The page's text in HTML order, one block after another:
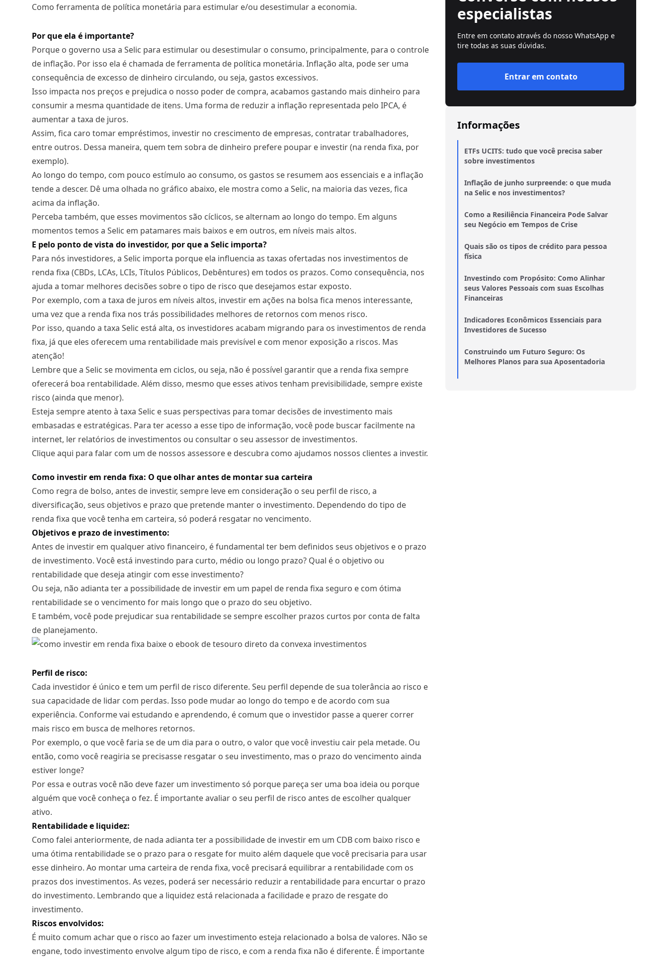
Como ferramenta de política monetária para estimular e/ou desestimular a economia.
Por que ela é importante?
Porque o governo usa a Selic para estimular ou desestimular o consumo, principalmente, para o controle
de inflação. Por isso ela é chamada de ferramenta de política monetária. Inflação alta, pode ser uma
consequência de excesso de dinheiro circulando, ou seja, gastos excessivos.
Isso impacta nos preços e prejudica o nosso poder de compra, acabamos gastando mais dinheiro para
consumir a mesma quantidade de itens. Uma forma de reduzir a inflação representada pelo IPCA, é
aumentar a taxa de juros.
Assim, fica caro tomar empréstimos, investir no crescimento de empresas, contratar trabalhadores,
entre outros. Dessa maneira, quem tem sobra de dinheiro prefere poupar e investir (na renda fixa, por
exemplo).
Ao longo do tempo, com pouco estímulo ao consumo, os gastos se resumem aos essenciais e a inflação
tende a descer. Dê uma olhada no gráfico abaixo, ele mostra como a Selic, na maioria das vezes, fica
acima da inflação.
Perceba também, que esses movimentos são cíclicos, se alternam ao longo do tempo. Em alguns
momentos temos a Selic em patamares mais baixos e em outros, em níveis mais altos.
E pelo ponto de vista do investidor, por que a Selic importa?
Para nós investidores, a Selic importa porque ela influencia as taxas ofertadas nos investimentos de
renda fixa (CBDs, LCAs, LCIs, Títulos Públicos, Debêntures) em todos os prazos. Como consequência, nos
ajuda a tomar melhores decisões sobre o tipo de risco que desejamos estar exposto.
Por exemplo, com a taxa de juros em níveis altos, investir em ações na bolsa fica menos interessante,
uma vez que a renda fixa nos trás possibilidades melhores de retornos com menos risco.
Por isso, quando a taxa Selic está alta, os investidores acabam migrando para os investimentos de renda
fixa, já que eles oferecem uma rentabilidade mais previsível e com menor exposição a riscos. Mas
atenção!
Lembre que a Selic se movimenta em ciclos, ou seja, não é possível garantir que a renda fixa sempre
oferecerá boa rentabilidade. Além disso, mesmo que esses ativos tenham previsibilidade, sempre existe
risco (ainda que menor).
Esteja sempre atento à taxa Selic e suas perspectivas para tomar decisões de investimento mais
embasadas e estratégicas. Para ter acesso a esse tipo de informação, você pode buscar facilmente na
internet, ler relatórios de investimentos ou consultar o seu assessor de investimentos.
Clique aqui para falar com um de nossos assessore e descubra como ajudamos nossos clientes a investir.
Como investir em renda fixa: O que olhar antes de montar sua carteira
Como regra de bolso, antes de investir, sempre leve em consideração o seu perfil de risco, a
diversificação, seus objetivos e prazo que pretende manter o investimento. Dependendo do tipo de
renda fixa que você tenha em carteira, só poderá resgatar no vencimento.
Objetivos e prazo de investimento:
Antes de investir em qualquer ativo financeiro, é fundamental ter bem definidos seus objetivos e o prazo
de investimento. Você está investindo para curto, médio ou longo prazo? Qual é o objetivo ou
rentabilidade que deseja atingir com esse investimento?
Ou seja, não adianta ter a possibilidade de investir em um papel de renda fixa seguro e com ótima
rentabilidade se o vencimento for mais longo que o prazo do seu objetivo.
E também, você pode prejudicar sua rentabilidade se sempre escolher prazos curtos por conta de falta
de planejamento.
Perfil de risco:
Cada investidor é único e tem um perfil de risco diferente. Seu perfil depende de sua tolerância ao risco e
sua capacidade de lidar com perdas. Isso pode mudar ao longo do tempo e de acordo com sua
experiência. Conforme vai estudando e aprendendo, é comum que o investidor passe a querer correr
mais risco em busca de melhores retornos.
Por exemplo, o que você faria se de um dia para o outro, o valor que você investiu cair pela metade. Ou
então, como você reagiria se precisasse resgatar o seu investimento, mas o prazo do vencimento ainda
estiver longe?
Por essa e outras você não deve fazer um investimento só porque pareça ser uma boa ideia ou porque
alguém que você conheça o fez. É importante avaliar o seu perfil de risco antes de escolher qualquer
ativo.
Rentabilidade e liquidez:
Como falei anteriormente, de nada adianta ter a possibilidade de investir em um CDB com baixo risco e
uma ótima rentabilidade se o prazo para o resgate for muito além daquele que você precisaria para usar
esse dinheiro. Ao montar uma carteira de renda fixa, você precisará equilibrar a rentabilidade com os
prazos dos investimentos. As vezes, poderá ser necessário reduzir a rentabilidade para encurtar o prazo
do investimento. Lembrando que a liquidez está relacionada a facilidade e prazo de resgate do
investimento.
Riscos envolvidos:
É muito comum achar que o risco ao fazer um investimento esteja relacionado a bolsa de valores. Não se
engane, todo investimento envolve algum tipo de risco, e com a renda fixa não é diferente. É importante
especialistas
Entre em contato através do nosso WhatsApp e
tire todas as suas dúvidas.
Entrar em contato
Informações
ETFs UCITS: tudo que você precisa saber
sobre investimentos
Inflação de junho surpreende: o que muda
na Selic e nos investimentos?
Como a Resiliência Financeira Pode Salvar
seu Negócio em Tempos de Crise
Quais são os tipos de crédito para pessoa
física
Investindo com Propósito: Como Alinhar
seus Valores Pessoais com suas Escolhas
Financeiras
Indicadores Econômicos Essenciais para
Investidores de Sucesso
Construindo um Futuro Seguro: Os
Melhores Planos para sua Aposentadoria